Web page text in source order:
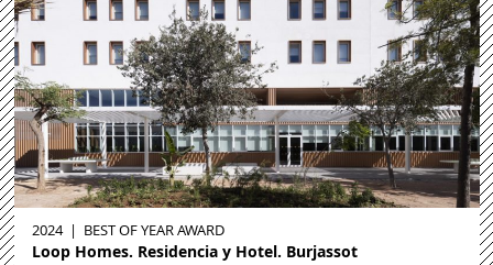
2024 | BEST OF YEAR AWARD
Loop Homes. Residencia y Hotel. Burjassot